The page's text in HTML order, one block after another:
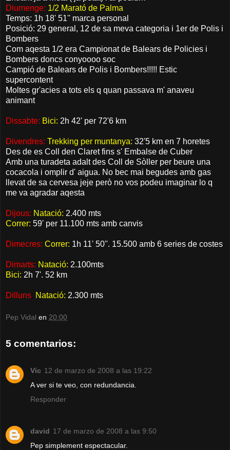
Diumenge: 1/2 Marató de Palma
Temps: 1h 18' 51'' marca personal
Posició: 29 general, 12 de sa meva categoria i 1er de Polis i
Bombers
Com aqesta 1/2 era Campionat de Balears de Policies i
Bombers doncs conyoooo soc
Campió de Balears de Polis i Bombers!!!!! Estic
supercontent
Moltes gr'acies a tots els q quan passava m' anaveu
animant
Dissabte: Bici: 2h 42' per 72'6 km
Divendres: Trekking per muntanya: 32'5 km en 7 horetes
Des de es Coll den Claret fins s' Embalse de Cuber
Amb una turadeta adalt des Coll de Sòller per beure una
cocacola i omplir d' aigua. No bec mai begudes amb gas
llevat de sa cervesa jeje però no vos podeu imaginar lo q
me va agradar aqesta
Dijous: Natació: 2.400 mts
Correr: 59' per 11.100 mts amb canvis
Dimecres: Correr: 1h 11' 50''. 15.500 amb 6 series de costes
Dimarts: Natació: 2.100mts
Bici: 2h 7'. 52 km
Dilluns Natació: 2.300 mts
Pep Vidal en 20:00
5 comentarios:
Vic 12 de marzo de 2008 a las 19:22
A ver si te veo, con redundancia.
Responder
david 17 de marzo de 2008 a las 9:50
Pep simplement espectacular.